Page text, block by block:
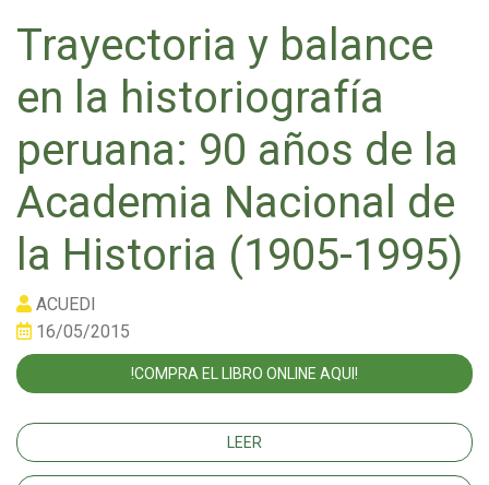
Trayectoria y balance
en la historiografía
peruana: 90 años de la
Academia Nacional de
la Historia (1905-1995)
ACUEDI
16/05/2015
!COMPRA EL LIBRO ONLINE AQUI!
LEER